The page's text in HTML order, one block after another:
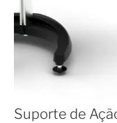
Suporte de